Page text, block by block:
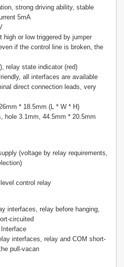
strong driving ability, stable
5mA
high or low triggered by jumper
if the control line is broken, the
relay state indicator (red)
all interfaces are available
direct connection leads, very
* 18.5mm (L * W * H)
hole 3.1mm, 44.5mm * 20.5mm
(voltage by relay requirements,
control relay
interfaces, relay before hanging,
circuited
interfaces, relay and COM short-
pull-vacan